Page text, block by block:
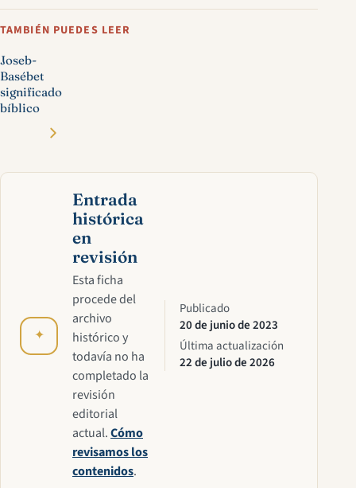
TAMBIÉN PUEDES LEER
Joseb-
Basébet
significado
bíblico
✦
Entrada
histórica
en
revisión
Esta ficha
procede del
archivo
histórico y
todavía no ha
completado la
revisión
editorial
actual.Cómo
revisamos los
contenidos.
Publicado
20 de junio de 2023
Última actualización
22 de julio de 2026